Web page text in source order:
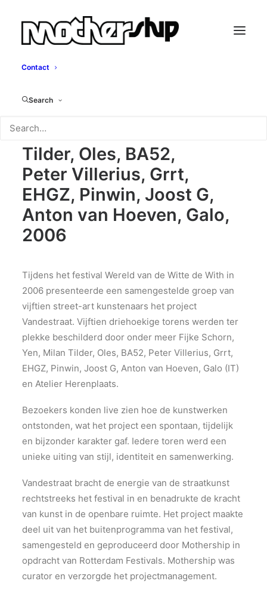
Contact
Search
Vandestraat
Fijke Schorn, Yen, Milan
Tilder, Oles, BA52,
Peter Villerius, Grrt,
EHGZ, Pinwin, Joost G,
Anton van Hoeven, Galo,
2006
Tijdens het festival Wereld van de Witte de With in
2006 presenteerde een samengestelde groep van
vijftien street-art kunstenaars het project
Vandestraat. Vijftien driehoekige torens werden ter
plekke beschilderd door onder meer Fijke Schorn,
Yen, Milan Tilder, Oles, BA52, Peter Villerius, Grrt,
EHGZ, Pinwin, Joost G, Anton van Hoeven, Galo (IT)
en Atelier Herenplaats.
Bezoekers konden live zien hoe de kunstwerken
ontstonden, wat het project een spontaan, tijdelijk
en bijzonder karakter gaf. Iedere toren werd een
unieke uiting van stijl, identiteit en samenwerking.
Vandestraat bracht de energie van de straatkunst
rechtstreeks het festival in en benadrukte de kracht
van kunst in de openbare ruimte. Het project maakte
deel uit van het buitenprogramma van het festival,
samengesteld en geproduceerd door Mothership in
opdracht van Rotterdam Festivals. Mothership was
curator en verzorgde het projectmanagement.